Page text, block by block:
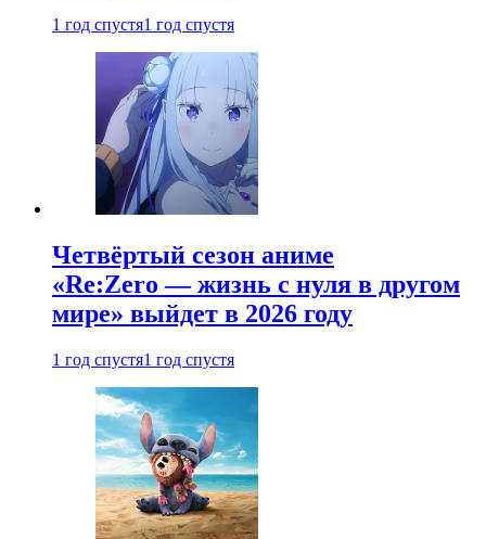
1 год спустя1 год спустя
Четвёртый сезон аниме
«Re:Zero — жизнь с нуля в другом
мире» выйдет в 2026 году
1 год спустя1 год спустя